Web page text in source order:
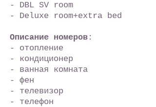
- DBL SV room
- Deluxe room+extra bed
Описание номеров :
- отопление
- кондиционер
- ванная комната
- фен
- телевизор
- телефон